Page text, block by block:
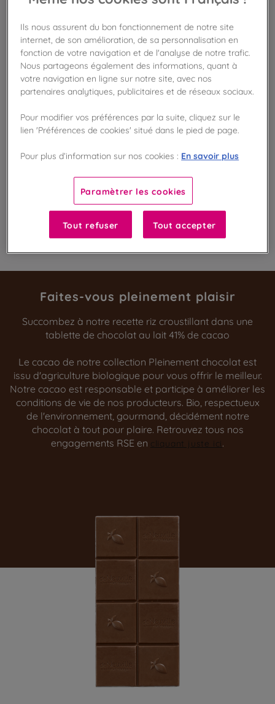
Disponible en boutique !
Vérifier la disponibilité en magasin
Frais de port offert
dès 50€ d'achat
Gagnez 5 points de fidélité !
avec notre programme Privilège
100
Faites-vous pleinement plaisir
Succombez à notre recette riz croustillant dans une
tablette de chocolat au lait 41% de cacao
Le cacao de notre collection Pleinement chocolat est
issu d'agriculture biologique pour vous offrir le meilleur.
Notre cacao est responsable et participe à améliorer les
conditions de vie de nos producteurs. Bio, respectueux
de l'environnement, gourmand, décidément notre
chocolat à tout pour plaire. Retrouvez tous nos
engagements RSE en
cliquant juste ici.
Ils nous assurent du bon fonctionnement de notre site
internet, de son amélioration, de sa personnalisation en
fonction de votre navigation et de l'analyse de notre trafic.
Nous partageons également des informations, quant à
votre navigation en ligne sur notre site, avec nos
partenaires analytiques, publicitaires et de réseaux sociaux.
Pour modifier vos préférences par la suite, cliquez sur le
lien 'Préférences de cookies' situé dans le pied de page.
Pour plus d’information sur nos cookies : En savoir plus
Paramètrer les cookies
Tout refuser Tout accepter